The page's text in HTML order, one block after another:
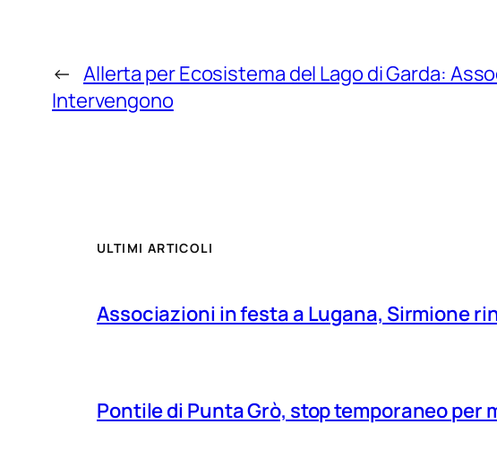
← Allerta per Ecosistema del Lago di Garda:
Intervengono
ULTIMI ARTICOLI
Associazioni in festa a Lugana, Sirmione
Pontile di Punta Grò, stop temporaneo per